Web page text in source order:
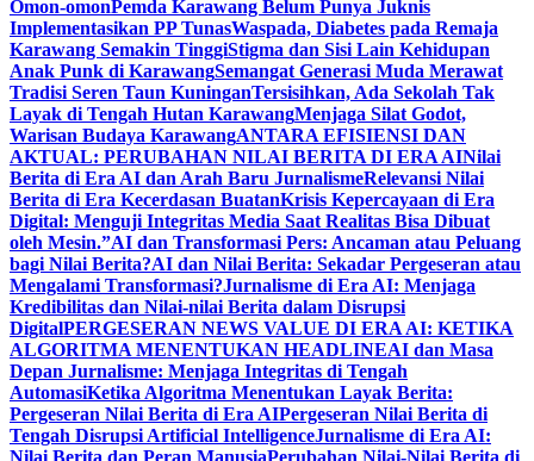
Omon-omonPemda Karawang Belum Punya Juknis
Implementasikan PP TunasWaspada, Diabetes pada Remaja
Karawang Semakin TinggiStigma dan Sisi Lain Kehidupan
Anak Punk di KarawangSemangat Generasi Muda Merawat
Tradisi Seren Taun KuninganTersisihkan, Ada Sekolah Tak
Layak di Tengah Hutan KarawangMenjaga Silat Godot,
Warisan Budaya KarawangANTARA EFISIENSI DAN
AKTUAL: PERUBAHAN NILAI BERITA DI ERA AINilai
Berita di Era AI dan Arah Baru JurnalismeRelevansi Nilai
Berita di Era Kecerdasan BuatanKrisis Kepercayaan di Era
Digital: Menguji Integritas Media Saat Realitas Bisa Dibuat
oleh Mesin.”AI dan Transformasi Pers: Ancaman atau Peluang
bagi Nilai Berita?AI dan Nilai Berita: Sekadar Pergeseran atau
Mengalami Transformasi?Jurnalisme di Era AI: Menjaga
Kredibilitas dan Nilai-nilai Berita dalam Disrupsi
DigitalPERGESERAN NEWS VALUE DI ERA AI: KETIKA
ALGORITMA MENENTUKAN HEADLINEAI dan Masa
Depan Jurnalisme: Menjaga Integritas di Tengah
AutomasiKetika Algoritma Menentukan Layak Berita:
Pergeseran Nilai Berita di Era AIPergeseran Nilai Berita di
Tengah Disrupsi Artificial IntelligenceJurnalisme di Era AI: